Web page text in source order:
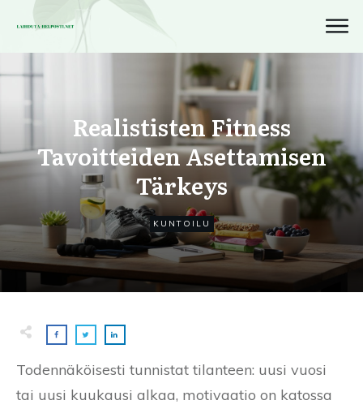
Realististen Fitness
Tavoitteiden Asettamisen
Tärkeys
KUNTOILU
Todennäköisesti tunnistat tilanteen: uusi vuosi
tai uusi kuukausi alkaa, motivaatio on katossa